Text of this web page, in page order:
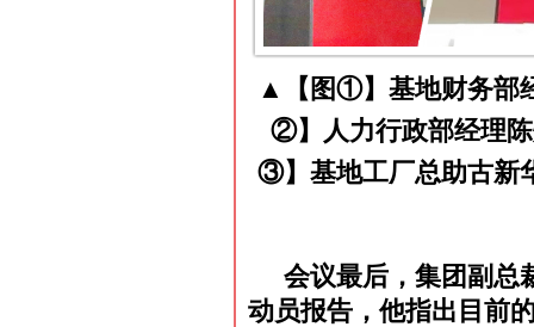
▲【图①】基地财务部
②】人力行政部经理
③】基地工厂总助古新
会议最后，集团副总
动员报告，他指出目前